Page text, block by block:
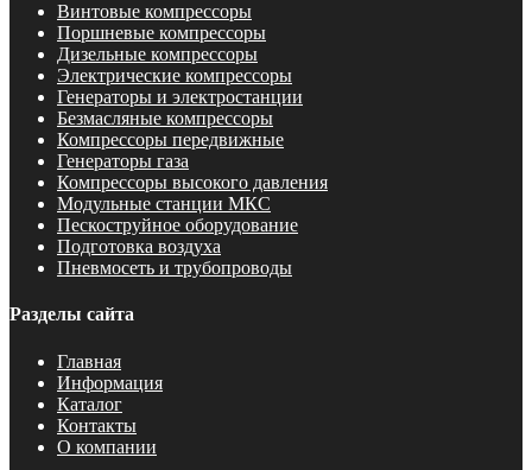
Винтовые компрессоры
Поршневые компрессоры
Дизельные компрессоры
Электрические компрессоры
Генераторы и электростанции
Безмасляные компрессоры
Компрессоры передвижные
Генераторы газа
Компрессоры высокого давления
Модульные станции МКС
Пескоструйное оборудование
Подготовка воздуха
Пневмосеть и трубопроводы
Разделы сайта
Главная
Информация
Каталог
Контакты
О компании